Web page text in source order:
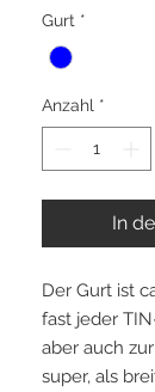
Gurt *
Anzahl *
In
Der Gurt ist
fast jeder
aber auch
super, als